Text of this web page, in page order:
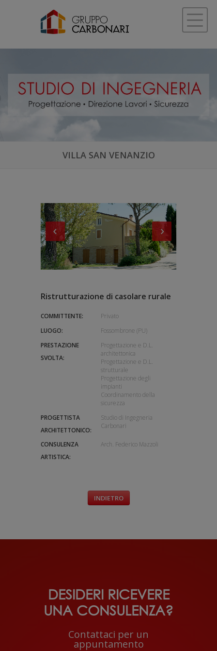
VILLA SAN VENANZIO
Ristrutturazione di casolare rurale
COMMITTENTE:
Privato
LUOGO:
Fossombrone (PU)
PRESTAZIONE
SVOLTA:
Progettazione e D.L.
architettonica
Progettazione e D.L.
strutturale
Progettazione degli
impianti
Coordinamento della
sicurezza
PROGETTISTA
ARCHITETTONICO:
Studio di Ingegneria
Carbonari
CONSULENZA
ARTISTICA:
Arch. Federico Mazzoli
INDIETRO
DESIDERI RICEVERE
UNA CONSULENZA?
Contattaci per un
appuntamento